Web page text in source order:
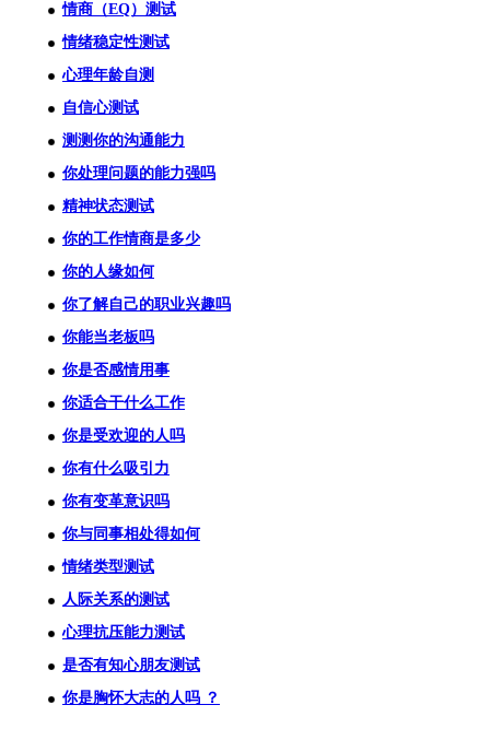
情商（EQ）测试
情绪稳定性测试
心理年龄自测
自信心测试
测测你的沟通能力
你处理问题的能力强吗
精神状态测试
你的工作情商是多少
你的人缘如何
你了解自己的职业兴趣吗
你能当老板吗
你是否感情用事
你适合干什么工作
你是受欢迎的人吗
你有什么吸引力
你有变革意识吗
你与同事相处得如何
情绪类型测试
人际关系的测试
心理抗压能力测试
是否有知心朋友测试
你是胸怀大志的人吗 ？